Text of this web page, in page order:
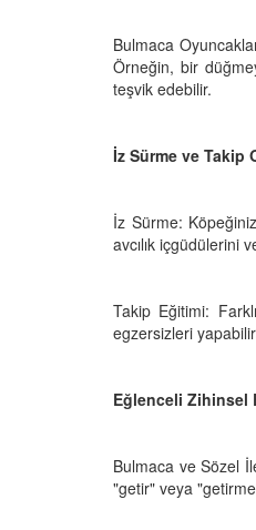
Bulmaca
Örneğin, bir
teşvik edebilir.
İz Sürme ve Takip
İz Sürme:
avcılık içgüdülerini
Takip Eğitimi:
egzersizleri
Eğlenceli Zihinsel
Bulmaca ve Sözel
"getir" veya
ve Etkili